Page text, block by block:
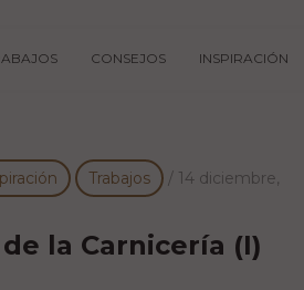
CONSEJOS INSPIRACIÓN
Trabajos / 14 diciembre,
la Carnicería (I)